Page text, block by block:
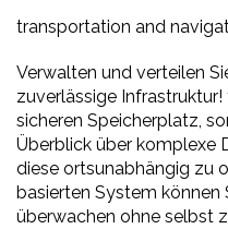
transportation and
Verwalten und verteilen
zuverlässige
sicheren Speicherplatz,
Überblick über komplexe
diese ortsunabhängig zu
basierten System können
überwachen ohne selbst